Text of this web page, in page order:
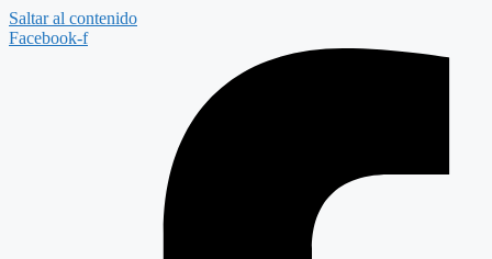
Saltar al contenido
Facebook-f